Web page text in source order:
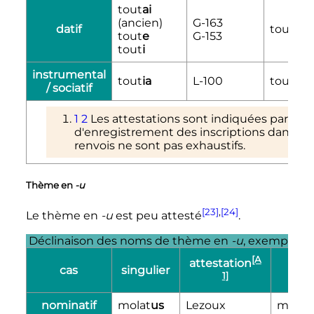
datif
toutai
(ancien)
toute
touti
G-163
G-153
tout
instrumental
/ sociatif
toutia L-100 tout
1 2 Les attestations sont indiquées par les
d'enregistrement des inscriptions dans les
renvois ne sont pas exhaustifs.
Thème en -u
Le thème en -uest peu attesté[23],[24].
Déclinaison des noms de thème en -u, exemple
cas singulier
attestation[A
1]
nominatif molatus Lezoux molat